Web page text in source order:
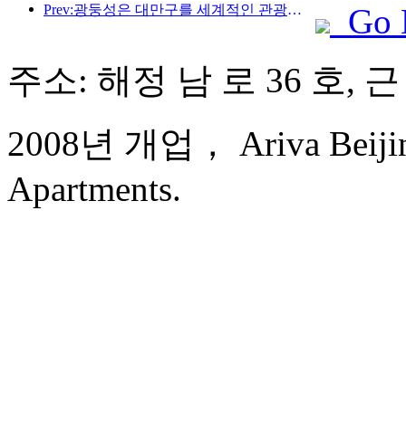
Prev:광둥성은 대만구를 세계적인 관광지로 만들기 위한 서비스 산업 역량 확충 계획을 발표했습니다.
Go
주소: 해정 남 로 36 호,
2008년 개업， Ariva
Apartments.